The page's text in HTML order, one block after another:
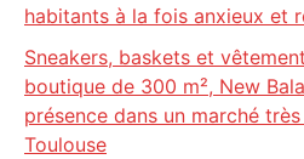
habitants à la fois anxieux et
Sneakers, baskets et
boutique de 300 m², New
présence dans un marché
Toulouse